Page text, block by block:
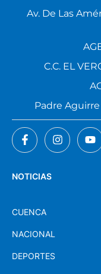
NOTICIAS
CUENCA
NACIONAL
DEPORTES
Av. De Las
C.C. EL
Padre